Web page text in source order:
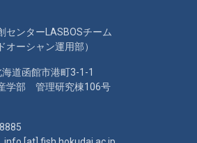
センターLASBOSチーム
オーシャン運用部）
道函館市港町3-1-1
学部 管理研究棟106号